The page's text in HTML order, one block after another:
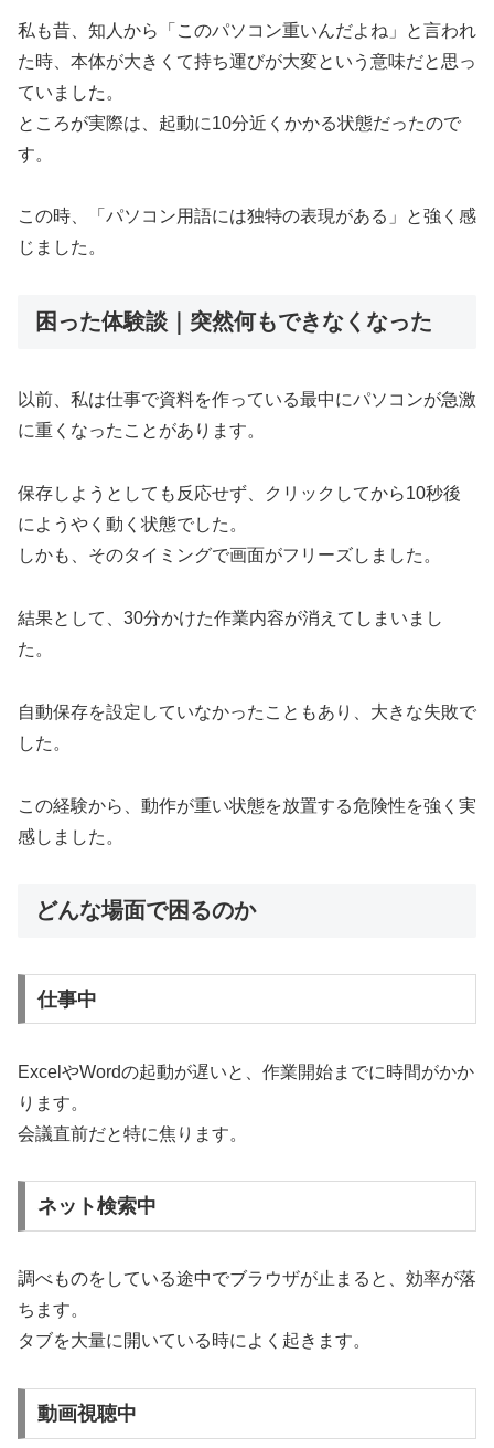
私も昔、知人から「このパソコン重いんだよね」と言われ
た時、本体が大きくて持ち運びが大変という意味だと思っ
ていました。
ところが実際は、起動に10分近くかかる状態だったので
す。
この時、「パソコン用語には独特の表現がある」と強く感
じました。
困った体験談｜突然何もできなくなった
以前、私は仕事で資料を作っている最中にパソコンが急激
に重くなったことがあります。
保存しようとしても反応せず、クリックしてから10秒後
にようやく動く状態でした。
しかも、そのタイミングで画面がフリーズしました。
結果として、30分かけた作業内容が消えてしまいまし
た。
自動保存を設定していなかったこともあり、大きな失敗で
した。
この経験から、動作が重い状態を放置する危険性を強く実
感しました。
どんな場面で困るのか
仕事中
ExcelやWordの起動が遅いと、作業開始までに時間がかか
ります。
会議直前だと特に焦ります。
ネット検索中
調べものをしている途中でブラウザが止まると、効率が落
ちます。
タブを大量に開いている時によく起きます。
動画視聴中